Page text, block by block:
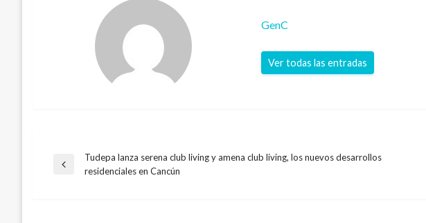
GenC
Ver todas las entradas
Navegación
Entrada
Tudepa lanza serena club living y amena club living, los nuevos desarrollos
residenciales en Cancún